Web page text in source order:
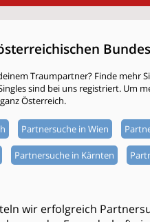
Traumpartner? Finde mehr
sind bei uns registriert. Um
Österreich.
Partnersuche in Wien
Partnersuche in Kärnten
wir erfolgreich